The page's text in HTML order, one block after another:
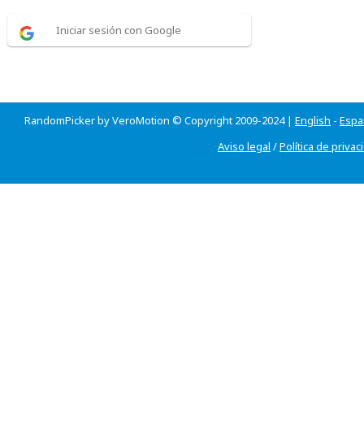
Iniciar sesión con Google
RandomPicker by VeroMotion © Copyright 2009-2024 | English -
Aviso legal /Política de